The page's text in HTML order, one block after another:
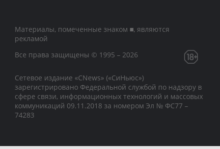
Материалы, помеченные знаком ■, являются
рекламой
Все права защищены © 1995 – 2026
Сетевое издание «CNews» («СиНьюс»)
зарегистрировано Федеральной службой по надзору в
сфере связи, информационных технологий и массовых
коммуникаций 09.11.2018 за номером Эл № ФС77 –
74283